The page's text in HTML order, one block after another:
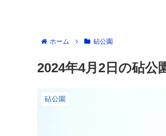
ホーム 砧公園
2024年4月2日の砧公
砧公園